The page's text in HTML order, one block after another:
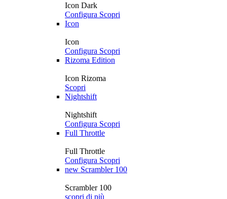
Icon Dark
Configura Scopri
Icon
Icon
Configura Scopri
Rizoma Edition
Icon Rizoma
Scopri
Nightshift
Nightshift
Configura Scopri
Full Throttle
Full Throttle
Configura Scopri
new Scrambler 100
Scrambler 100
scopri di più